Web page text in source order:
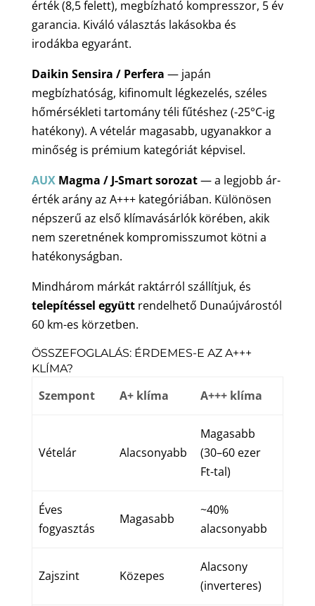
érték (8,5 felett), megbízható kompresszor, 5 év
garancia. Kiváló választás lakásokba és
irodákba egyaránt.
Daikin Sensira / Perfera — japán
megbízhatóság, kifinomult légkezelés, széles
hőmérsékleti tartomány téli fűtéshez (-25°C-ig
hatékony). A vételár magasabb, ugyanakkor a
minőség is prémium kategóriát képvisel.
AUXMagma / J-Smart sorozat— a legjobb ár-
érték arány az A+++ kategóriában. Különösen
népszerű az első klímavásárlók körében, akik
nem szeretnének kompromisszumot kötni a
hatékonyságban.
Mindhárom márkát raktárról szállítjuk, és
telepítéssel együttrendelhető Dunaújvárostól
60 km-es körzetben.
ÖSSZEFOGLALÁS: ÉRDEMES-E AZ A+++
KLÍMA?
Szempont A+ klíma A+++ klíma
Vételár Alacsonyabb
Magasabb
(30–60 ezer
Ft-tal)
Éves
fogyasztás
Magasabb
~40%
alacsonyabb
Zajszint Közepes
Alacsony
(inverteres)